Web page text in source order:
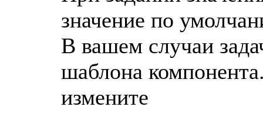
значение по
В вашем случаи
шаблона
измените